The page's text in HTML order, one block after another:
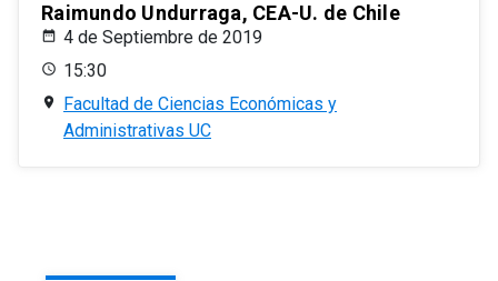
Raimundo Undurraga, CEA-U. de Chile
4 de Septiembre de 2019
15:30
Facultad de Ciencias Económicas y
Administrativas UC